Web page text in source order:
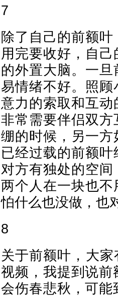
7
除了自己的前额
用完要收好，自
的外置大脑。一
易情绪不好。照
意力的索取和互
非常需要伴侣双
绷的时候，另一
已经过载的前额
对方有独处的空
两个人在一块也
怕什么也没做，也
8
关于前额叶，大
视频，我提到说
会伤春悲秋，可